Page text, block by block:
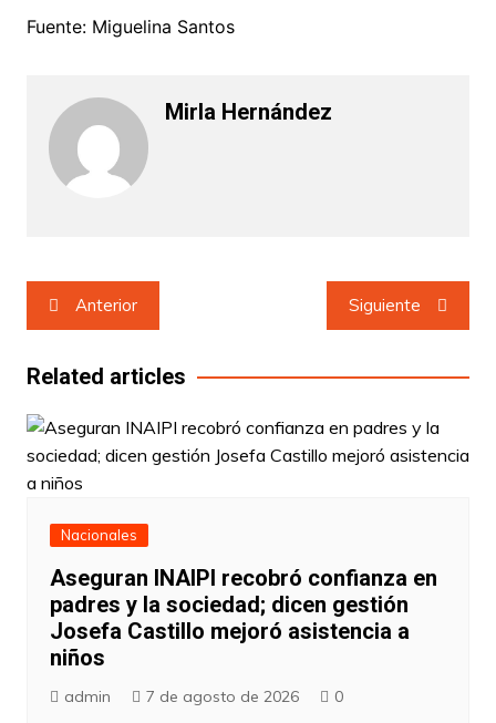
Fuente: Miguelina Santos
Mirla Hernández
Navegación
de
entradas
Anterior Siguiente
Related articles
Nacionales
Aseguran INAIPI recobró confianza en
padres y la sociedad; dicen gestión
Josefa Castillo mejoró asistencia a
niños
admin 7 de agosto de 2026 0